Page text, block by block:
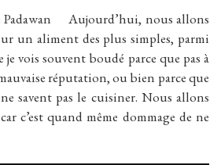
Aujourd’hui, nous allons
un aliment des plus simples, parmi
je vois souvent boudé parce que pas à
réputation, ou bien parce que
savent pas le cuisiner. Nous allons
c’est quand même dommage de ne